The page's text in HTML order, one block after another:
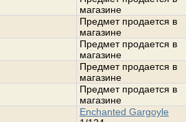
магазине
Предмет продается в
магазине
Предмет продается в
магазине
Предмет продается в
магазине
Предмет продается в
магазине
Enchanted Gargoyle